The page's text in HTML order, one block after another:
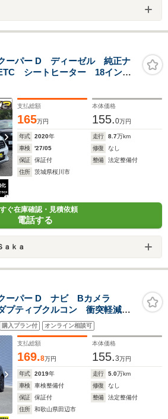
ーパー D ディーゼル 純正ナ
シートヒーター 18インチ
支払総額
165万円
本体価格
155.0万円
年式 2020年 走行 8.7万km
車検
'27/05 修復
なし
保証
保証付 整備
法定整備付
住所
茨城県桜川市
ぐ在庫確認・見積依頼
電話する
ａｋａ
ーパー D ナビ Bカメラ
ティブクルコン 衝突軽減ブ
ーテンエアバック アイドリ
装置 コーナーセンサー ルー
ドア
購入プラン付 オンライン相談可
支払総額
169.8万円
本体価格
155.3万円
年式 2019年 走行 5.0万km
車検
車検整備付 修復
なし
保証
保証付 整備
法定整備付
住所
和歌山県田辺市